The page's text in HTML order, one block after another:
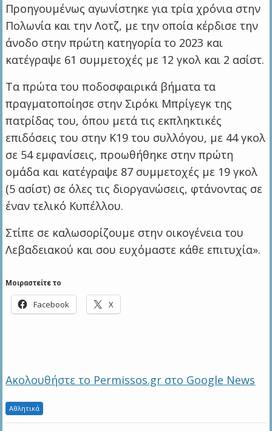
Προηγουμένως αγωνίστηκε για τρία χρόνια στην
Πολωνία και την Λοτζ, με την οποία κέρδισε την
άνοδο στην πρώτη κατηγορία το 2023 και
κατέγραψε 61 συμμετοχές με 12 γκολ και 2 ασίστ.
Τα πρώτα του ποδοσφαιρικά βήματα τα
πραγματοποίησε στην Σιρόκι Μπρίγεγκ της
πατρίδας του, όπου μετά τις εκπληκτικές
επιδόσεις του στην Κ19 του συλλόγου, με 44 γκολ
σε 54 εμφανίσεις, προωθήθηκε στην πρώτη
ομάδα και κατέγραψε 87 συμμετοχές με 19 γκολ
(5 ασίστ) σε όλες τις διοργανώσεις, φτάνοντας σε
έναν τελικό Κυπέλλου.
Στίπε σε καλωσορίζουμε στην οικογένεια του
Λεβαδειακού και σου ευχόμαστε κάθε επιτυχία».
Μοιραστείτε το
Facebook X
Ακολουθήστε το Permissos.gr στο Google News
Αθλητικά